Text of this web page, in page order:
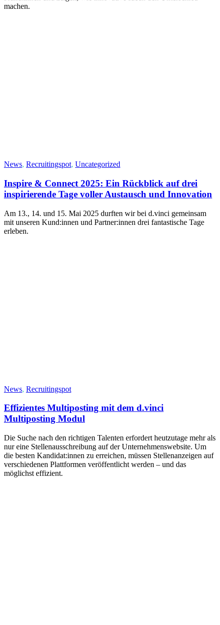
machen.
News, Recruitingspot, Uncategorized
Inspire & Connect 2025: Ein Rückblick auf drei
inspirierende Tage voller Austausch und Innovation
Am 13., 14. und 15. Mai 2025 durften wir bei d.vinci gemeinsam
mit unseren Kund:innen und Partner:innen drei fantastische Tage
erleben.
News, Recruitingspot
Effizientes Multiposting mit dem d.vinci
Multiposting Modul
Die Suche nach den richtigen Talenten erfordert heutzutage mehr als
nur eine Stellenausschreibung auf der Unternehmenswebsite. Um
die besten Kandidat:innen zu erreichen, müssen Stellenanzeigen auf
verschiedenen Plattformen veröffentlicht werden – und das
möglichst effizient.